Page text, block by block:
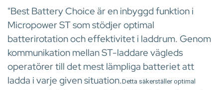
"Best Battery Choice är en inbyggd funktion i
Micropower ST som stödjer optimal
batterirotation och effektivitet i laddrum. Genom
kommunikation mellan ST-laddare vägleds
operatörer till det mest lämpliga batteriet att
ladda i varje given situation.Detta säkerställer optimal